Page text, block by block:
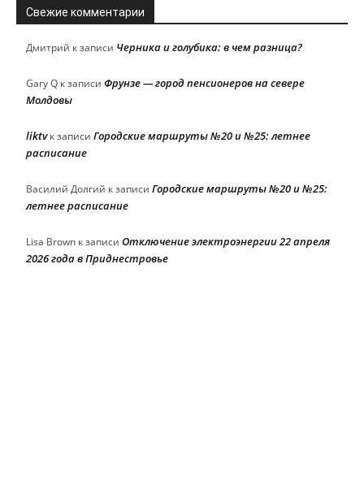
Свежие комментарии
Дмитрий к записи Черника и голубика: в чем разница?
Gary Q к записи Фрунзе — город пенсионеров на севере
Молдовы
liktvк записи Городские маршруты №20 и №25: летнее
расписание
Василий Долгий к записи Городские маршруты №20 и №25:
летнее расписание
Lisa Brown к записи Отключение электроэнергии 22 апреля
2026 года в Приднестровье